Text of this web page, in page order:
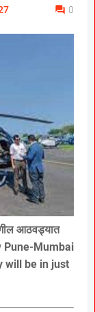
0
आठवड्यात
Pune-Mumbai
will be in just